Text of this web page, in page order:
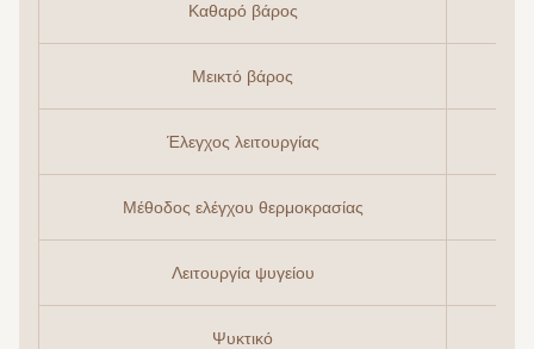
Καθαρό βάρος
Μεικτό βάρος
Έλεγχος λειτουργίας
Μέθοδος ελέγχου θερμοκρασίας
Λειτουργία ψυγείου
Ψυκτικό